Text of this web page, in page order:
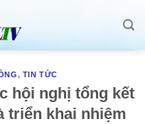
, TIN TỨC
hội nghị tổng kết
triển khai nhiệm